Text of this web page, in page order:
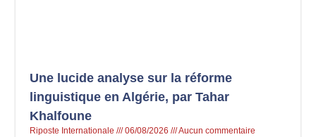
Une lucide analyse sur la réforme
linguistique en Algérie, par Tahar
Khalfoune
Riposte Internationale 06/08/2026 Aucun commentaire